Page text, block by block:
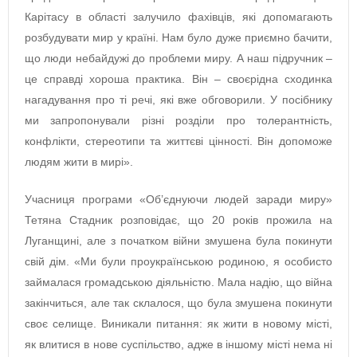
Карітасу в області залучило фахівців, які допомагають
розбудувати мир у країні. Нам було дуже приємно бачити,
що люди небайдужі до проблеми миру. А наш підручник –
це справді хороша практика. Він – своєрідна сходинка
нагадування про ті речі, які вже обговорили. У посібнику
ми запропонували різні розділи про толерантність,
конфлікти, стереотипи та життєві цінності. Він допоможе
людям жити в мирі».
Учасниця програми «Об’єднуючи людей заради миру»
Тетяна Стадник розповідає, що 20 років прожила на
Луганщині, але з початком війни змушена була покинути
свій дім. «Ми були проукраїнською родиною, я особисто
займалася громадською діяльністю. Мала надію, що війна
закінчиться, але так склалося, що була змушена покинути
своє селище. Виникали питання: як жити в новому місті,
як влитися в нове суспільство, адже в іншому місті нема ні